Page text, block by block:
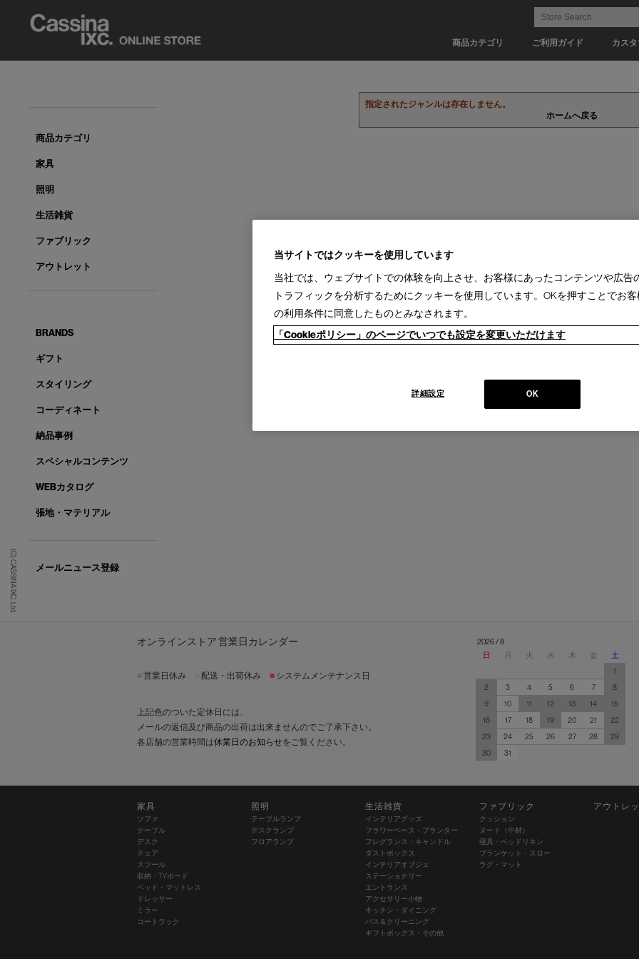
商品カテゴリ ご利用ガイド カス
(C) CASSINA IXC. Ltd.
指定されたジャンルは存在しません。
ホームへ戻る
商品カテゴリ
家具
照明
生活雑貨
ファブリック
アウトレット
BRANDS
ギフト
スタイリング
コーディネート
納品事例
スペシャルコンテンツ
WEBカタログ
張地・マテリアル
メールニュース登録
オンラインストア 営業日カレンダー
営業日休み 配送・出荷休み ■ システムメンテナンス日
上記色のついた定休日には、
メールの返信及び商品の出荷は出来ませんのでご了承下さい。
各店舗の営業時間は休業日のお知らせをご覧ください。
2026 / 8
日
月 火 水 木 金
土
1
2
3 4 5 6 7
8
9
10 11 12 13 14
15
16
17 18 19 20 21
22
23
24 25 26 27 28
29
30
31
家具
ソファ
テーブル
デスク
チェア
スツール
収納・TVボード
ベッド・マットレス
ドレッサー
ミラー
コートラック
照明
テーブルランプ
デスクランプ
フロアランプ
生活雑貨
インテリアグッズ
フラワーベース・プランター
フレグランス・キャンドル
ダストボックス
インテリアオブジェ
ステーショナリー
エントランス
アクセサリー小物
キッチン・ダイニング
バス＆クリーニング
ギフトボックス・その他
ファブリック
クッション
ヌード（中材）
寝具・ベッドリネン
ブランケット・スロー
ラグ・マット
アウトレ
当サイトではクッキーを使用しています
当社では、ウェブサイトでの体験を向上させ、お客様にあったコンテンツや広告
トラフィックを分析するためにクッキーを使用しています。OKを押すことでお客
の利用条件に同意したものとみなされます。
「Cookieポリシー」のページでいつでも設定を変更いただけます
OK
詳細設定